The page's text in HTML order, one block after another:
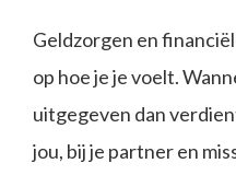
Geldzorgen en
op hoe je je voelt.
uitgegeven dan
jou, bij je partner en